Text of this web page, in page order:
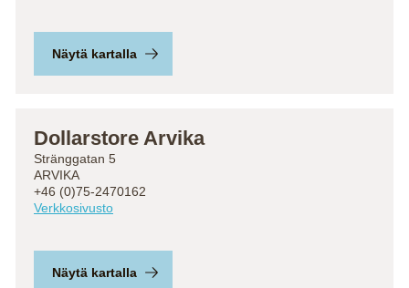
Näytä kartalla
Dollarstore Arvika
Stränggatan 5
ARVIKA
+46 (0)75-2470162
Verkkosivusto
Näytä kartalla